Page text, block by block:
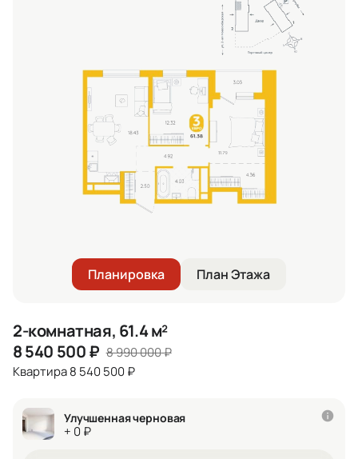
Планировка План Этажа
2-комнатная, 61.4 м²
8 540 500₽ 8 990 000₽
Квартира 8 540 500 ₽
Улучшенная черновая
+ 0 ₽